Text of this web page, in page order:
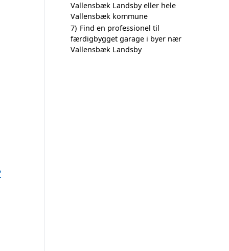
Vallensbæk Landsby eller hele
Vallensbæk kommune
7) Find en professionel til
færdigbygget garage i byer nær
Vallensbæk Landsby